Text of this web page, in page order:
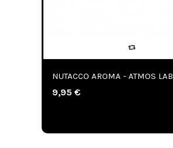
NUTACCO AROMA - ATMOS LAB
9,95 €